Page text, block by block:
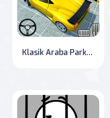
Klasik Araba Park Etme Meydan Okuması